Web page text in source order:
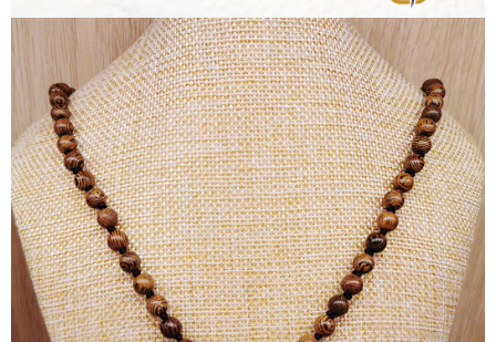
每筆NT$150，滿NT$1,500(含以上)免運費